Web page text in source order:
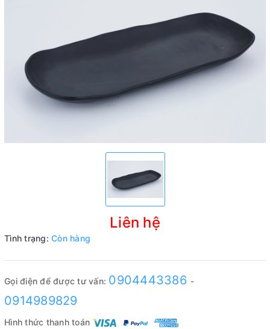
Liên hệ
Tình trạng: Còn hàng
Gọi điện để được tư vấn: 0904443386 -
0914989829
Hình thức thanh toán